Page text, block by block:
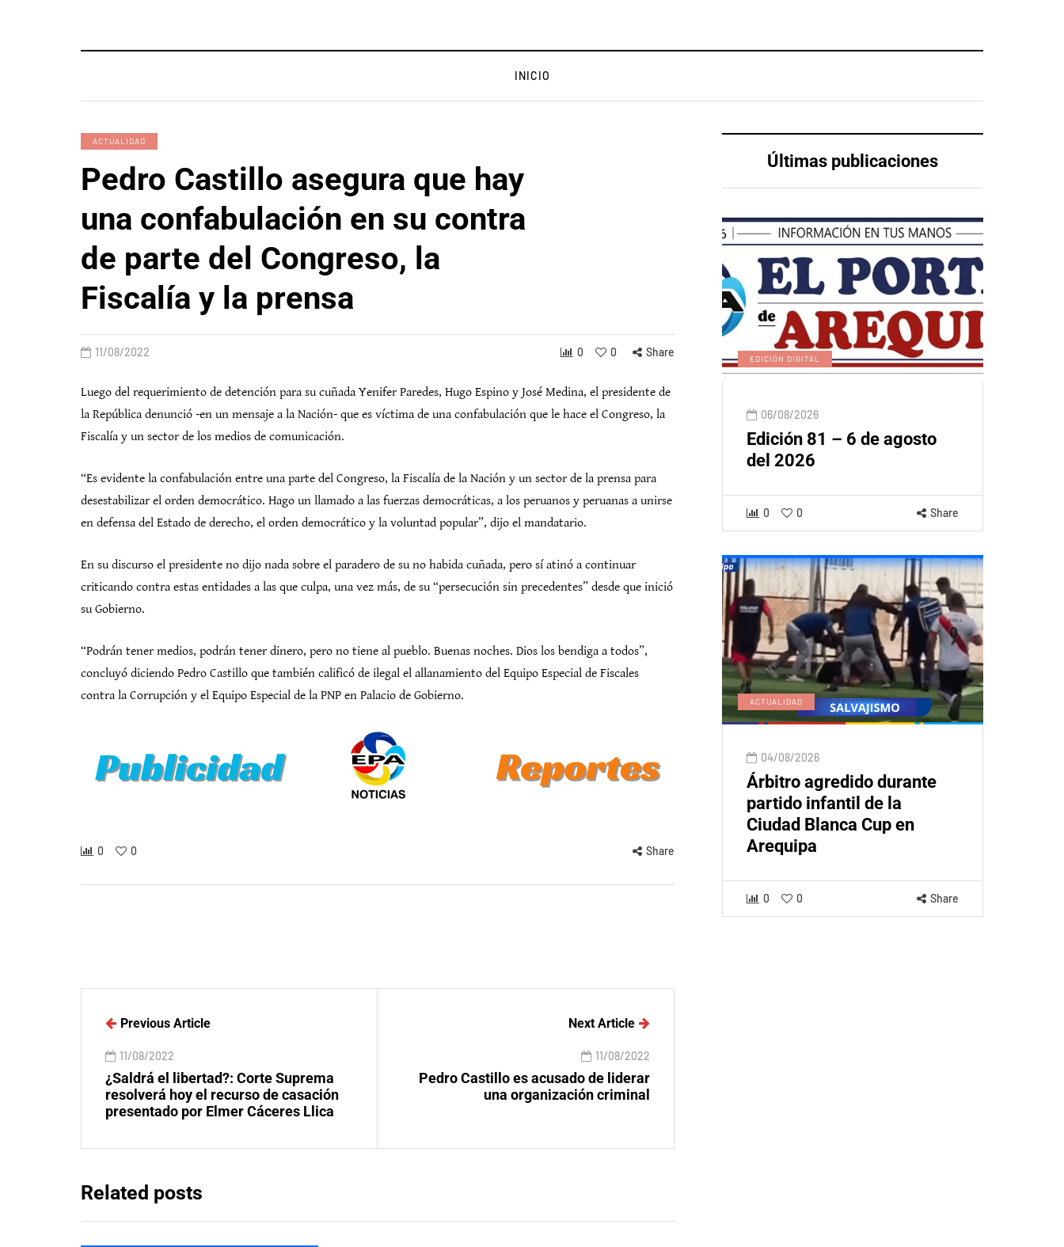
INICIO
ACTUALIDAD
Pedro Castillo asegura que hay
una confabulación en su contra
de parte del Congreso, la
Fiscalía y la prensa
11/08/2022 0 0 Share
Luego del requerimiento de detención para su cuñada Yenifer Paredes, Hugo Espino y José Medina, el presidente de
la República denunció -en un mensaje a la Nación- que es víctima de una confabulación que le hace el Congreso, la
Fiscalía y un sector de los medios de comunicación.
“Es evidente la confabulación entre una parte del Congreso, la Fiscalía de la Nación y un sector de la prensa para
desestabilizar el orden democrático. Hago un llamado a las fuerzas democráticas, a los peruanos y peruanas a unirse
en defensa del Estado de derecho, el orden democrático y la voluntad popular”, dijo el mandatario.
En su discurso el presidente no dijo nada sobre el paradero de su no habida cuñada, pero sí atinó a continuar
criticando contra estas entidades a las que culpa, una vez más, de su “persecución sin precedentes” desde que inició
su Gobierno.
“Podrán tener medios, podrán tener dinero, pero no tiene al pueblo. Buenas noches. Dios los bendiga a todos”,
concluyó diciendo Pedro Castillo que también calificó de ilegal el allanamiento del Equipo Especial de Fiscales
contra la Corrupción y el Equipo Especial de la PNP en Palacio de Gobierno.
0 0 Share
Últimas publicaciones
EDICIÓN DIGITAL
06/08/2026
Edición 81 – 6 de agosto
del 2026
0 0 Share
ACTUALIDAD
04/08/2026
Árbitro agredido durante
partido infantil de la
Ciudad Blanca Cup en
Arequipa
0 0 Share
Previous Article
11/08/2022
¿Saldrá el libertad?: Corte Suprema
resolverá hoy el recurso de casación
presentado por Elmer Cáceres Llica
Next Article
11/08/2022
Pedro Castillo es acusado de liderar
una organización criminal
Related posts